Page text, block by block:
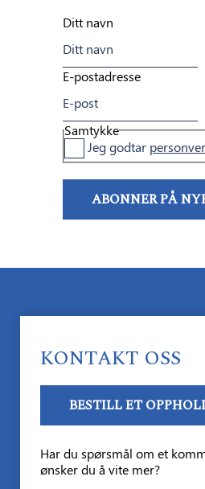
Ditt navn
E-postadresse
Samtykke
Jeg godtar
KONTAKT OSS
BESTILL ET
Har du spørsmål om et
ønsker du å vite mer?